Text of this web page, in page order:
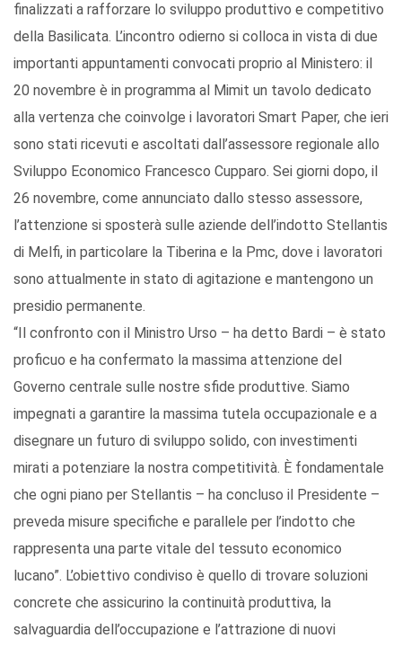
finalizzati a rafforzare lo sviluppo produttivo e competitivo
della Basilicata. L’incontro odierno si colloca in vista di due
importanti appuntamenti convocati proprio al Ministero: il
20 novembre è in programma al Mimit un tavolo dedicato
alla vertenza che coinvolge i lavoratori Smart Paper, che ieri
sono stati ricevuti e ascoltati dall’assessore regionale allo
Sviluppo Economico Francesco Cupparo. Sei giorni dopo, il
26 novembre, come annunciato dallo stesso assessore,
l’attenzione si sposterà sulle aziende dell’indotto Stellantis
di Melfi, in particolare la Tiberina e la Pmc, dove i lavoratori
sono attualmente in stato di agitazione e mantengono un
presidio permanente.
“Il confronto con il Ministro Urso – ha detto Bardi – è stato
proficuo e ha confermato la massima attenzione del
Governo centrale sulle nostre sfide produttive. Siamo
impegnati a garantire la massima tutela occupazionale e a
disegnare un futuro di sviluppo solido, con investimenti
mirati a potenziare la nostra competitività. È fondamentale
che ogni piano per Stellantis – ha concluso il Presidente –
preveda misure specifiche e parallele per l’indotto che
rappresenta una parte vitale del tessuto economico
lucano”. L’obiettivo condiviso è quello di trovare soluzioni
concrete che assicurino la continuità produttiva, la
salvaguardia dell’occupazione e l’attrazione di nuovi